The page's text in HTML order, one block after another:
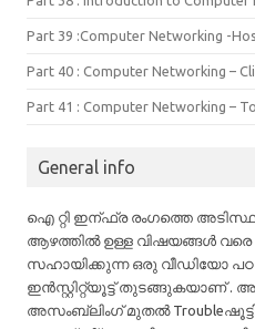
Part 39 :Computer Networking -
Part 40 : Computer Networking –
Part 41 : Computer Networking –
General info
ഐ റ്റി ഇന്ഫ്ര രംഗത്തെ
ആഴത്തിൽ ഉള്ള വിഷയങ്ങൾ വരെ
സഹായിക്കുന്ന ഒരു വീഡിയോ
ഇൻസ്റ്റിറ്റ്യൂട്ട് തുടങ്ങുകയാണ് .
അസംബ്ലിംഗ് മുതൽ